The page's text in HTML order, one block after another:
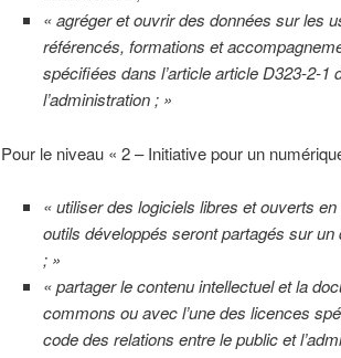
« agréger et ouvrir des données sur les
référencés, formations et
spécifiées dans l’article article D323-2-
l’administration ; »
Pour le niveau « 2 – Initiative pour un
« utiliser des logiciels libres et ouverts
outils développés seront partagés sur
; »
« partager le contenu intellectuel et la
commons ou avec l’une des licences
code des relations entre le public et